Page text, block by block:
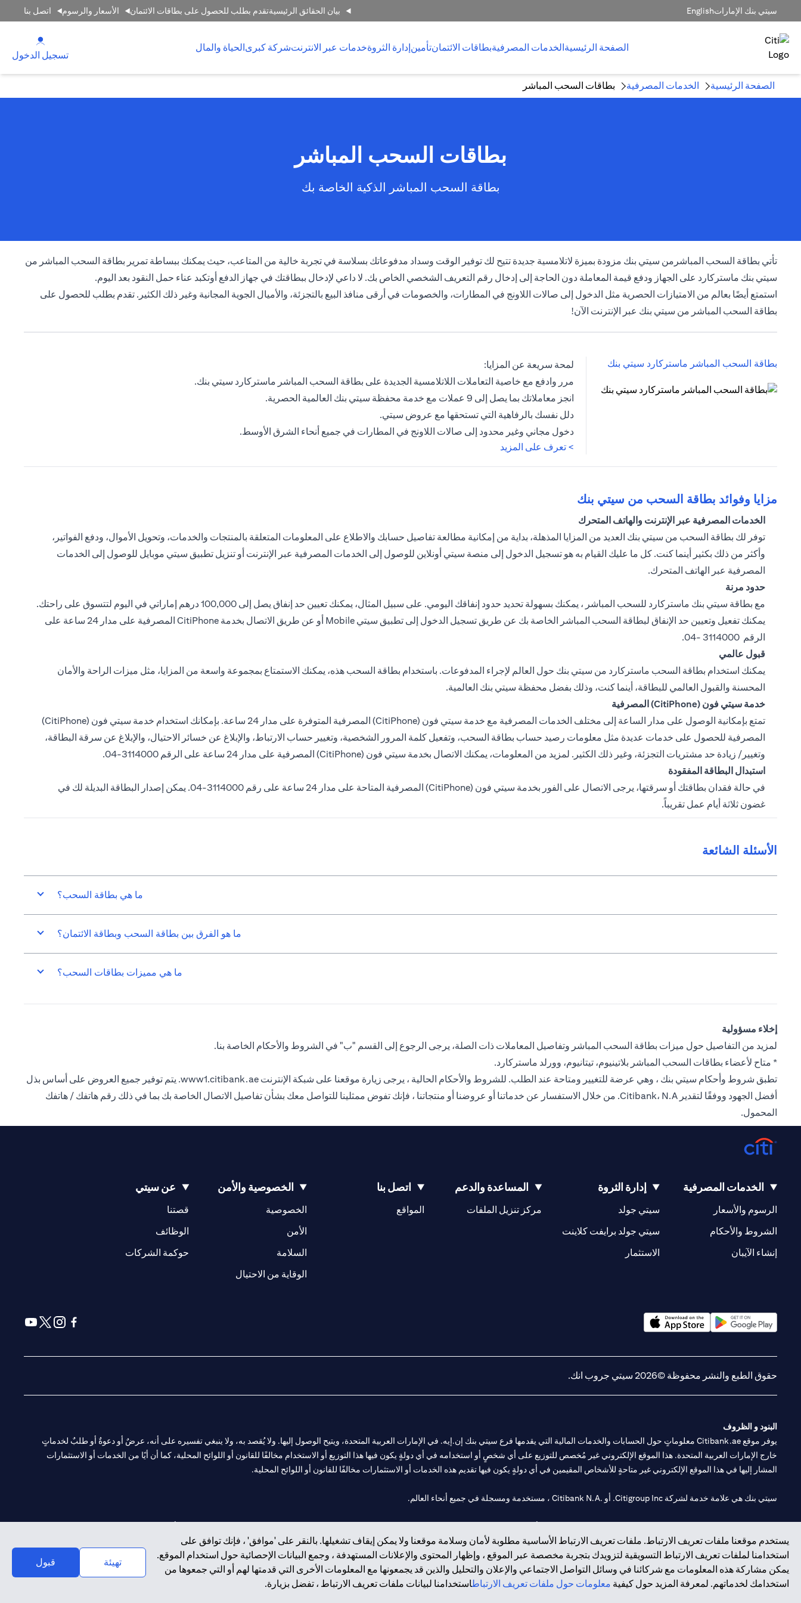
سيتي بنك الإماراتEnglish بيان الحقائق الرئيسيةتقدم بطلب للحصول على بطاقات الائتمان الأسعار والرسوم اتصل بنا
الصفحة الرئيسيةالخدمات المصرفيةبطاقات الائتمانتأمينإدارة الثروةخدمات عبر الانترنتشركة كبرىالحياة والمال
تسجيل الدخول
الصفحة الرئيسية الخدمات المصرفية بطاقات السحب المباشر
بطاقات السحب المباشر
بطاقة السحب المباشر الذكية الخاصة بك
تأتي بطاقة السحب المباشرمن سيتي بنك مزودة بميزة لاتلامسية جديدة تتيح لك توفير الوقت وسداد مدفوعاتك بسلاسة في تجربة خالية من المتاعب، حيث يمكنك ببساطة تمرير بطاقة السحب المباشر من
سيتي بنك ماستركارد على الجهاز ودفع قيمة المعاملة دون الحاجة إلى إدخال رقم التعريف الشخصي الخاص بك. لا داعي لإدخال ببطاقتك في جهاز الدفع أوتكبد عناء حمل النقود بعد اليوم.
استمتع أيضًا بعالم من الامتيازات الحصرية مثل الدخول إلى صالات اللاونج في المطارات، والخصومات في أرقى منافذ البيع بالتجزئة، والأميال الجوية المجانية وغير ذلك الكثير. تقدم بطلب للحصول على
بطاقة السحب المباشر من سيتي بنك عبر الإنترنت الآن!
بطاقة السحب المباشر ماستركارد سيتي بنك
لمحة سريعة عن المزايا:
مرر وادفع مع خاصية التعاملات اللاتلامسية الجديدة على بطاقة السحب المباشر ماستركارد سيتي بنك.
انجز معاملاتك بما يصل إلى 9 عملات مع خدمة محفظة سيتي بنك العالمية الحصرية.
دلل نفسك بالرفاهية التي تستحقها مع عروض سيتي.
دخول مجاني وغير محدود إلى صالات اللاونج في المطارات في جميع أنحاء الشرق الأوسط.
> تعرف على المزيد
مزايا وفوائد بطاقة السحب من سيتي بنك
الخدمات المصرفية عبر الإنترنت والهاتف المتحرك
توفر لك بطاقة السحب من سيتي بنك العديد من المزايا المذهلة، بداية من إمكانية مطالعة تفاصيل حسابك والاطلاع على المعلومات المتعلقة بالمنتجات والخدمات، وتحويل الأموال، ودفع الفواتير،
وأكثر من ذلك بكثير أينما كنت. كل ما عليك القيام به هو تسجيل الدخول إلى منصة سيتي أونلاين للوصول إلى الخدمات المصرفية عبر الإنترنت أو تنزيل تطبيق سيتي موبايل للوصول إلى الخدمات
المصرفية عبر الهاتف المتحرك.
حدود مرنة
مع بطاقة سيتي بنك ماستركارد للسحب المباشر ، يمكنك بسهولة تحديد حدود إنفاقك اليومي. على سبيل المثال، يمكنك تعيين حد إنفاق يصل إلى 100,000 درهم إماراتي في اليوم لتتسوق على راحتك.
يمكنك تفعيل وتعيين حد الإنفاق لبطاقة السحب المباشر الخاصة بك عن طريق تسجيل الدخول إلى تطبيق سيتي Mobile أو عن طريق الاتصال بخدمة CitiPhone المصرفية على مدار 24 ساعة على
الرقم 3114000 -04.
قبول عالمي
يمكنك استخدام بطاقة السحب ماستركارد من سيتي بنك حول العالم لإجراء المدفوعات. باستخدام بطاقة السحب هذه، يمكنك الاستمتاع بمجموعة واسعة من المزايا، مثل ميزات الراحة والأمان
المحسنة والقبول العالمي للبطاقة، أينما كنت، وذلك بفضل محفظة سيتي بنك العالمية.
خدمة سيتي فون (CitiPhone) المصرفية
تمتع بإمكانية الوصول على مدار الساعة إلى مختلف الخدمات المصرفية مع خدمة سيتي فون (CitiPhone) المصرفية المتوفرة على مدار 24 ساعة. بإمكانك استخدام خدمة سيتي فون (CitiPhone)
المصرفية للحصول على خدمات عديدة مثل معلومات رصيد حساب بطاقة السحب، وتفعيل كلمة المرور الشخصية، وتغيير حساب الارتباط، والإبلاغ عن خسائر الاحتيال، والإبلاغ عن سرقة البطاقة،
وتغيير/ زيادة حد مشتريات التجزئة، وغير ذلك الكثير. لمزيد من المعلومات، يمكنك الاتصال بخدمة سيتي فون (CitiPhone) المصرفية على مدار 24 ساعة على الرقم 3114000-04.
استبدال البطاقة المفقودة
في حالة فقدان بطاقتك أو سرقتها، يرجى الاتصال على الفور بخدمة سيتي فون (CitiPhone) المصرفية المتاحة على مدار 24 ساعة على رقم 3114000-04. يمكن إصدار البطاقة البديلة لك في
غضون ثلاثة أيام عمل تقريباً.
الأسئلة الشائعة
ما هي بطاقة السحب؟
ما هو الفرق بين بطاقة السحب وبطاقة الائتمان؟
ما هي مميزات بطاقات السحب؟
إخلاء مسؤولية
لمزيد من التفاصيل حول ميزات بطاقة السحب المباشر وتفاصيل المعاملات ذات الصلة، يرجى الرجوع إلى القسم "ب" في الشروط والأحكام الخاصة بنا.
* متاح لأعضاء بطاقات السحب المباشر بلاتينيوم، تيتانيوم، وورلد ماستركارد.
تطبق شروط وأحكام سيتي بنك ، وهي عرضة للتغيير ومتاحة عند الطلب. للشروط والأحكام الحالية ، يرجى زيارة موقعنا على شبكة الإنترنت www1.citibank.ae. يتم توفير جميع العروض على أساس بذل
أفضل الجهود ووفقًا لتقدير Citibank، N.A. من خلال الاستفسار عن خدماتنا أو عروضنا أو منتجاتنا ، فإنك تفوض ممثلينا للتواصل معك بشأن تفاصيل الاتصال الخاصة بك بما في ذلك رقم هاتفك / هاتفك
المحمول.
يستخدم موقعنا ملفات تعريف الارتباط. ملفات تعريف الارتباط الأساسية مطلوبة لأمان وسلامة موقعنا ولا يمكن إيقاف تشغيلها. بالنقر على 'موافق' ، فإنك توافق على
استخدامنا لملفات تعريف الارتباط التسويقية لتزويدك بتجربة مخصصة عبر الموقع ، وإظهار المحتوى والإعلانات المستهدفة ، وجمع البيانات الإحصائية حول استخدام الموقع.
يمكن مشاركة هذه المعلومات مع شركائنا في وسائل التواصل الاجتماعي والإعلان والتحليل والذين قد يجمعونها مع المعلومات الأخرى التي قدمتها لهم أو التي جمعوها من
استخدامك لخدماتهم. لمعرفة المزيد حول كيفية معلومات حول ملفات تعريف الارتباطاستخدامنا لبيانات ملفات تعريف الارتباط ، تفضل بزيارة.
تهيئة قبول
الخدمات المصرفية
الرسوم والأسعار
الشروط والأحكام
إنشاء الآيبان
إدارة الثروة
سيتي جولد
سيتي جولد برايفت كلاينت
الاستثمار
المساعدة والدعم
مركز تنزيل الملفات
اتصل بنا
المواقع
(opens in a new tab)
الخصوصية والأمن
الخصوصية
الأمن
السلامة
الوقاية من الاحتيال
عن سيتي
قصتنا
(opens in a new tab)
الوظائف
(opens in a new tab)
حوكمة الشركات
(opens in a new tab)
حقوق الطبع والنشر محفوظة ©2026 سيتي جروب انك.
البنود و الظروف
يوفر موقع Citibank.ae معلوماتٍ حول الحسابات والخدمات المالية التي يقدمها فرع سيتي بنك إن.إيه. في الإمارات العربية المتحدة، ويتيح الوصول إليها. ولا يُقصد به، ولا ينبغي تفسيره على أنه، عرضٌ أو دعوةٌ أو طلبٌ لخدماتٍ
خارج الإمارات العربية المتحدة. هذا الموقع الإلكتروني غير مُخصص للتوزيع على أي شخصٍ أو استخدامه في أي دولةٍ يكون فيها هذا التوزيع أو الاستخدام مخالفًا للقانون أو اللوائح المحلية، كما أن أيًا من الخدمات أو الاستثمارات
المشار إليها في هذا الموقع الإلكتروني غير متاحةٍ للأشخاص المقيمين في أي دولةٍ يكون فيها تقديم هذه الخدمات أو الاستثمارات مخالفًا للقانون أو اللوائح المحلية.
سيتي بنك هي علامة خدمة لشركة Citigroup Inc. أو .Citibank N.A ، مستخدمة ومسجلة في جميع أنحاء العالم.
فرع سيتي بنك إن إيه - الإمارات العربية المتحدة مرخص من مصرف الإمارات العربية المتحدة المركزي كفرع لبنك أجنبي.
وسيط تداول في الأسواق الدولية بموجب ترخيص رقم 20200000198 ج) إدارة المحافظ بموجب ترخيص رقم 20200000240 د) الحفظ بموجب ترخيص رقم 602003.
حقوق الطبع والنشر محفوظة ©2026 سيتي جروب انك.